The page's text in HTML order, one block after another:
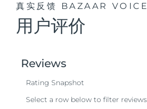
真实反馈 BAZAAR VOICE
用户评价